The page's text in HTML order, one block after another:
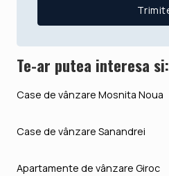
Te-ar putea interesa si:
Case de vânzare Mosnita Noua
Case de vânzare Sanandrei
Apartamente de vânzare Giroc